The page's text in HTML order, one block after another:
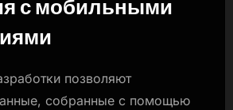
с мобильными
позволяют
собранные с помощью